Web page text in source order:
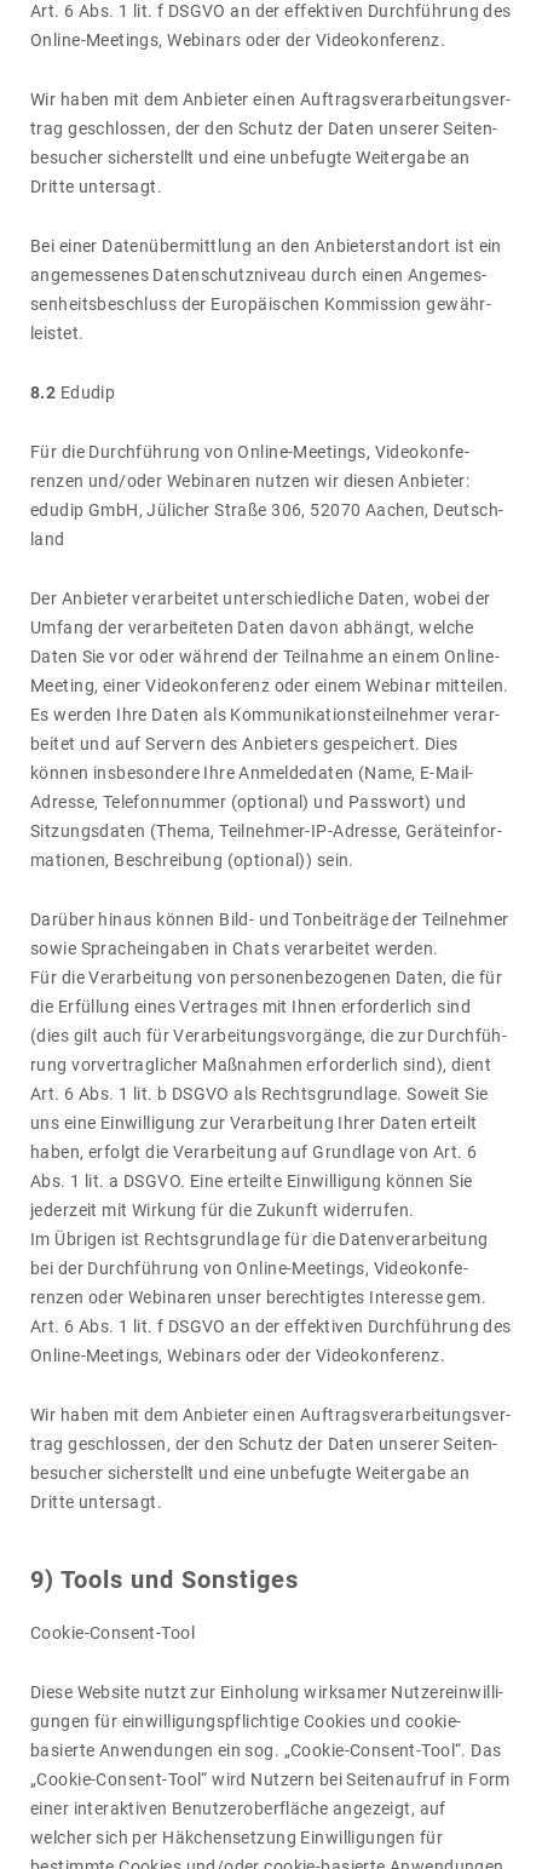
Art. 6 Abs. 1 lit. f DSGVO an der effek­tiven Durch­füh­rung des
Online-Meetings, Webi­nars oder der Video­kon­fe­renz.
Wir haben mit dem Anbieter einen Auftrags­ver­ar­bei­tungs­ver­
trag geschlossen, der den Schutz der Daten unserer Seiten­
be­su­cher sicher­stellt und eine unbe­fugte Weiter­gabe an
Dritte unter­sagt.
Bei einer Daten­über­mitt­lung an den Anbie­ter­standort ist ein
ange­mes­senes Daten­schutz­ni­veau durch einen Ange­mes­
sen­heits­be­schluss der Euro­päi­schen Kommis­sion gewähr­
leistet.
8.2 Edudip
Für die Durch­füh­rung von Online-Meetings, Video­kon­fe­
renzen und/​oder Webi­naren nutzen wir diesen Anbieter:
edudip GmbH, Jüli­cher Straße 306, 52070 Aachen, Deutsch­
land
Der Anbieter verar­beitet unter­schied­liche Daten, wobei der
Umfang der verar­bei­teten Daten davon abhängt, welche
Daten Sie vor oder während der Teil­nahme an einem Online-
Meeting, einer Video­kon­fe­renz oder einem Webinar mitteilen.
Es werden Ihre Daten als Kommu­ni­ka­ti­ons­teil­nehmer verar­
beitet und auf Servern des Anbie­ters gespei­chert. Dies
können insbe­son­dere Ihre Anmel­de­daten (Name, E-Mail-
Adresse, Tele­fon­nummer (optional) und Pass­wort) und
Sitzungs­daten (Thema, Teil­nehmer-IP-Adresse, Geräte­in­for­
ma­tionen, Beschrei­bung (optional)) sein.
Darüber hinaus können Bild- und Tonbe­i­träge der Teil­nehmer
sowie Sprach­ein­gaben in Chats verar­beitet werden.
Für die Verar­bei­tung von perso­nen­be­zo­genen Daten, die für
die Erfül­lung eines Vertrages mit Ihnen erfor­der­lich sind
(dies gilt auch für Verar­bei­tungs­vor­gänge, die zur Durch­füh­
rung vorver­trag­li­cher Maßnahmen erfor­der­lich sind), dient
Art. 6 Abs. 1 lit. b DSGVO als Rechts­grund­lage. Soweit Sie
uns eine Einwil­li­gung zur Verar­bei­tung Ihrer Daten erteilt
haben, erfolgt die Verar­bei­tung auf Grund­lage von Art. 6
Abs. 1 lit. a DSGVO. Eine erteilte Einwil­li­gung können Sie
jeder­zeit mit Wirkung für die Zukunft wider­rufen.
Im Übrigen ist Rechts­grund­lage für die Daten­ver­ar­bei­tung
bei der Durch­füh­rung von Online-Meetings, Video­kon­fe­
renzen oder Webi­naren unser berech­tigtes Inter­esse gem.
Art. 6 Abs. 1 lit. f DSGVO an der effek­tiven Durch­füh­rung des
Online-Meetings, Webi­nars oder der Video­kon­fe­renz.
Wir haben mit dem Anbieter einen Auftrags­ver­ar­bei­tungs­ver­
trag geschlossen, der den Schutz der Daten unserer Seiten­
be­su­cher sicher­stellt und eine unbe­fugte Weiter­gabe an
Dritte unter­sagt.
9) Tools und Sons­tiges
Cookie-Consent-Tool
Diese Website nutzt zur Einho­lung wirk­samer Nutzer­ein­wil­li­
gungen für einwil­li­gungs­pflich­tige Cookies und cookie-
basierte Anwen­dungen ein sog. „Cookie-Consent-Tool“. Das
„Cookie-Consent-Tool“ wird Nutzern bei Seiten­aufruf in Form
einer inter­ak­tiven Benut­zer­ober­fläche ange­zeigt, auf
welcher sich per Häkchen­set­zung Einwil­li­gungen für